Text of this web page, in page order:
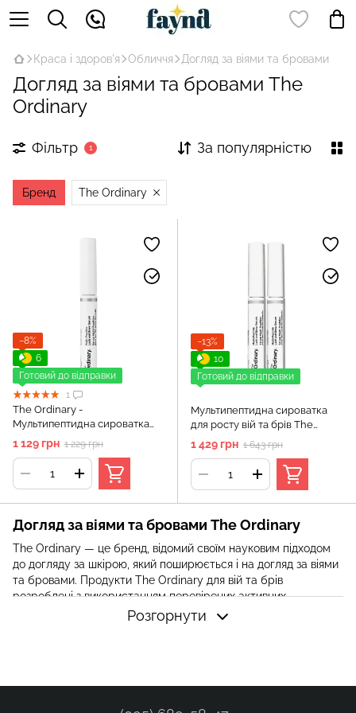
Краса і здоров'я Обличчя Догляд за віями та бровами
Догляд за віями та бровами The
Ordinary
Фільтр 1 За популярністю
Бренд The Ordinary
−8%
6
Готовий до відправки
1
The Ordinary -
Мультипептидна сироватка
для росту вій та брів - Multi-
Peptide Lash & Brow Serum, 5
1 129 грн 1 229 грн
−13%
10
Готовий до відправки
Мультипептидна сироватка
для росту вій та брів The
Ordinary, 2х5мл
1 429 грн 1 643 грн
Догляд за віями та бровами The Ordinary
The Ordinary — це бренд, відомий своїм науковим підходом
до догляду за шкірою, який поширюється і на догляд за віями
та бровами. Продукти The Ordinary для вій та брів
розроблені з використанням перевірених активних
інгредієнтів, що допомагають покращити їхній зовнішній
вигляд і здоров'я. Незалежно від того, чи бажаєте ви
Розгорнути